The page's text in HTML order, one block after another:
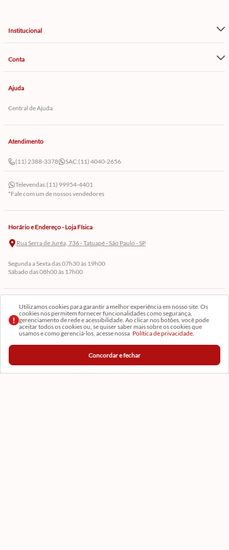
Utilizamos cookies para garantir a melhor experiência em nosso site. Os
cookies nos permitem fornecer funcionalidades como segurança,
gerenciamento de rede e acessibilidade. Ao clicar nos botões, você pode
aceitar todos os cookies ou, se quiser saber mais sobre os cookies que
usamos e como gerenciá-los, acesse nossa Política de privacidade.
Concordar e fechar
Institucional
Conta
Ajuda
Central de Ajuda
Atendimento
(11) 2388-3378 SAC:(11) 4040-2656
Televendas:(11) 99954-4401
*Fale com um de nossos vendedores
Horário e Endereço - Loja Física
Rua Serra de Juréa, 736 - Tatuapé - São Paulo - SP
Segunda a Sexta das 07h30 às 19h00
Sábado das 08h00 às 17h00
Cadastre-se em Nossa Newsletter
Receba as novidades